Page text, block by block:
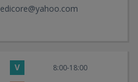
V 8:00-18:00